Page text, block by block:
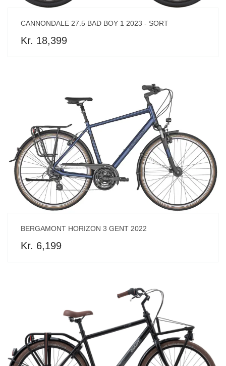
CANNONDALE 27.5 BAD BOY 1 2023 - SORT
Kr. 18,399
BERGAMONT HORIZON 3 GENT 2022
Kr. 6,199